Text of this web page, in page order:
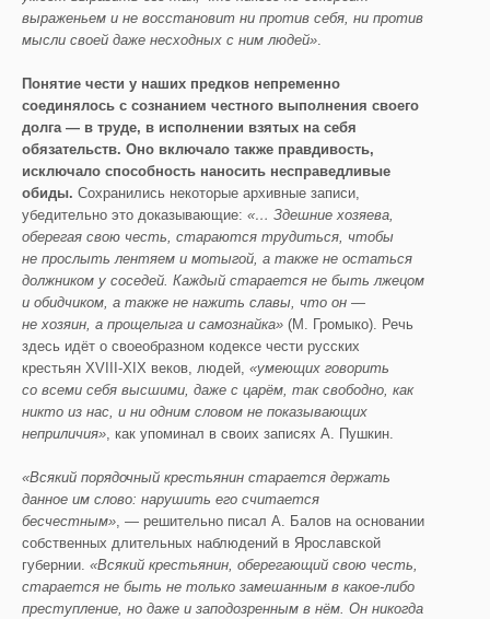
выраженьем и не восстановит ни против себя, ни против
мысли своей даже несходных с ним людей».
Понятие чести у наших предков непременно
соединялось с сознанием честного выполнения своего
долга — в труде, в исполнении взятых на себя
обязательств. Оно включало также правдивость,
исключало способность наносить несправедливые
обиды. Сохранились некоторые архивные записи,
убедительно это доказывающие: «… Здешние хозяева,
оберегая свою честь, стараются трудиться, чтобы
не прослыть лентяем и мотыгой, а также не остаться
должником у соседей. Каждый старается не быть лжецом
и обидчиком, а также не нажить славы, что он —
не хозяин, а прощелыга и самознайка» (М. Громыко). Речь
здесь идёт о своеобразном кодексе чести русских
крестьян XVIII-XIX веков, людей, «умеющих говорить
со всеми себя высшими, даже с царём, так свободно, как
никто из нас, и ни одним словом не показывающих
неприличия», как упоминал в своих записях А. Пушкин.
«Всякий порядочный крестьянин старается держать
данное им слово: нарушить его считается
бесчестным», — решительно писал А. Балов на основании
собственных длительных наблюдений в Ярославской
губернии. «Всякий крестьянин, оберегающий свою честь,
старается не быть не только замешанным в какое-либо
преступление, но даже и заподозренным в нём. Он никогда